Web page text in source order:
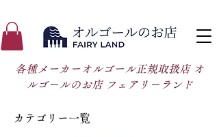
各種メーカーオルゴール正規取扱店 オ
ルゴールのお店 フェアリーランド
カテゴリー一覧